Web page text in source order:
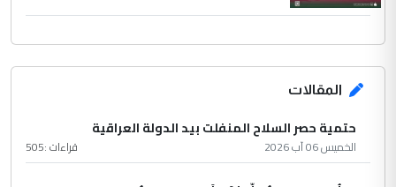
المقالات
حتمية حصر السلاح المنفلت بيد الدولة العراقية
الخميس 06 آب 2026 قراءات :505